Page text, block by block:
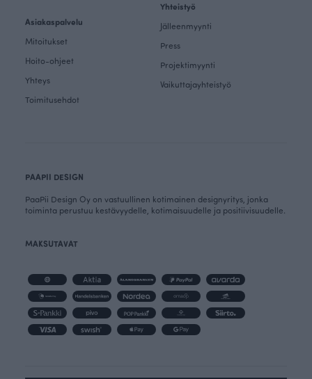
Asiakaspalvelu
Mitoitukset
Hoito-ohjeet
Yhteys
Toimitusehdot
Yhteistyö
Jälleenmyynti
Press
Projektimyynti
Vaikuttajayhteistyö
PAAPII DESIGN
PaaPii Design Oy on vastuullinen kotimainen designyritys, jonka
toiminta perustuu kestävyydelle, kotimaisuudelle ja positiivisuudelle.
MAKSUTAVAT